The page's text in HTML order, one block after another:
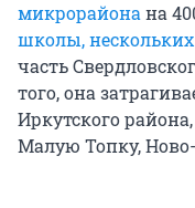
микрорайона на
школы, нескольких
часть
того, она
Иркутского
Малую Топку,